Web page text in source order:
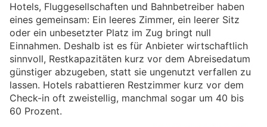
Hotels, Fluggesellschaften und Bahnbetreiber haben
eines gemeinsam: Ein leeres Zimmer, ein leerer Sitz
oder ein unbesetzter Platz im Zug bringt null
Einnahmen. Deshalb ist es für Anbieter wirtschaftlich
sinnvoll, Restkapazitäten kurz vor dem Abreisedatum
günstiger abzugeben, statt sie ungenutzt verfallen zu
lassen. Hotels rabattieren Restzimmer kurz vor dem
Check-in oft zweistellig, manchmal sogar um 40 bis
60 Prozent.